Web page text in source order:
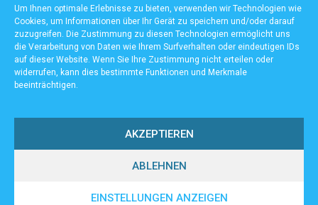
Um Ihnen optimale Erlebnisse zu bieten, verwenden wir Technologien wie
Cookies, um Informationen über Ihr Gerät zu speichern und/oder darauf
zuzugreifen. Die Zustimmung zu diesen Technologien ermöglicht uns
die Verarbeitung von Daten wie Ihrem Surfverhalten oder eindeutigen IDs
auf dieser Website. Wenn Sie Ihre Zustimmung nicht erteilen oder
widerrufen, kann dies bestimmte Funktionen und Merkmale
beeinträchtigen.
AKZEPTIEREN
ABLEHNEN
EINSTELLUNGEN ANZEIGEN
Was macht ein Architekturmodellbauer?